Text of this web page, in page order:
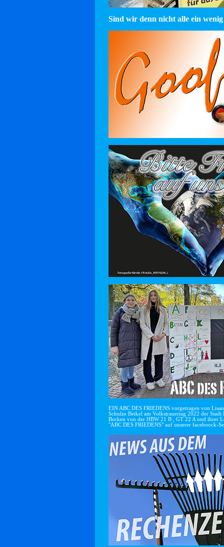
Sind wir denn nicht alle ein wenig
EIN ABC DES FRIEDENS vorgetragen von
Schulze Beikel am Volkstrauertag 2022 der
Borken von der HBW 21 B , GT 22 A und ihrer
"ABC DES FRIEDENS" auf unserer faceboock-